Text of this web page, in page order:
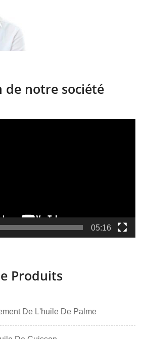
de notre société
05:16
Produits
De L'huile De Palme